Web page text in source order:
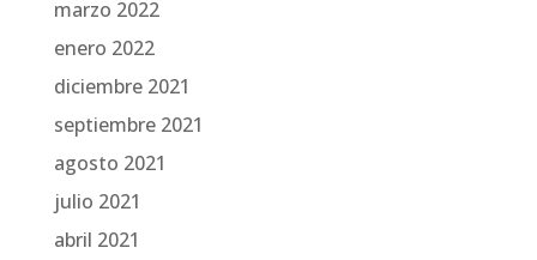
marzo 2022
enero 2022
diciembre 2021
septiembre 2021
agosto 2021
julio 2021
abril 2021